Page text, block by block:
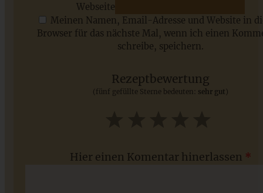
Saisonale Rezepte im Juli - meine 7 sommerlichen
Webseite
Meinen Namen, Email-Adresse und Website in
Browser für das nächste Mal, wenn ich einen
schreibe, speichern.
Rezeptbewertung
(fünf gefüllte Sterne bedeuten: sehr gut )
Hier einen Komentar hinerlassen *